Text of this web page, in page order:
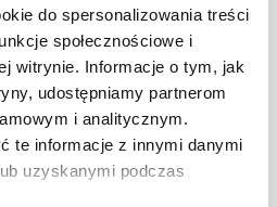
do spersonalizowania treści
społecznościowe i
witrynie. Informacje o tym, jak
udostępniamy partnerom
i analitycznym.
te informacje z innymi danymi
uzyskanymi podczas
Cię do